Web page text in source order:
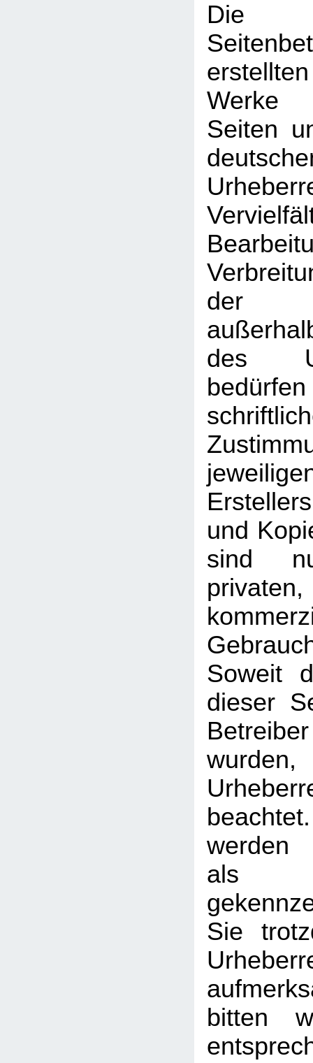
Die
Seiten
der
des
und
sind
Soweit
dieser
werden
als
Sie
bitten